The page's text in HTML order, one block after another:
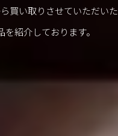
買い取りさせていただいた
を紹介しております。